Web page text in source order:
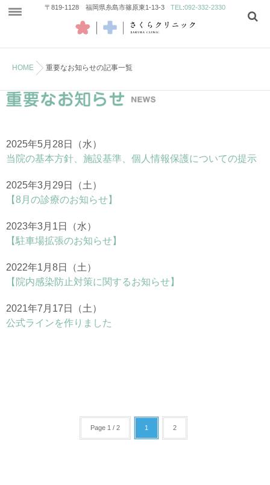
〒819-1128 福岡県糸島市篠原東1-13-3 TEL :092-332-2330
院内紹介
アクセス
HOME 重要なお知らせの記事一覧
2025年5月28日（水）
当院の基本方針、施設基準、個人情報保護についての提示
2025年3月29日（土）
【8月の診療のお知らせ】
2023年3月1日（水）
【駐車場拡張のお知らせ】
2022年1月8日（土）
【院内感染防止対策に関するお知らせ】
2021年7月17日（土）
公式ラインを作りました
Page 1 / 2 1 2